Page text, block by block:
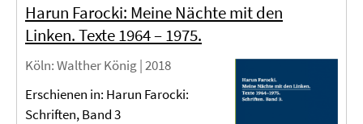
Harun Farocki: Meine Nächte mit den
Linken. Texte 1964 – 1975.
Köln: Walther König |2018
Erschienen in: Harun Farocki:
Schriften, Band 3